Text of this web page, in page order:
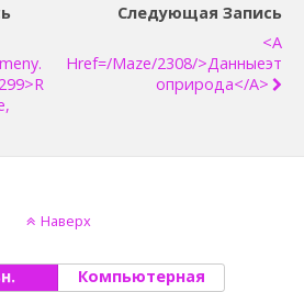
Следующая Запись
<a
Href=/maze/2308/>Данныеэт
Оприрода</a>
Наверх
Компьютерная